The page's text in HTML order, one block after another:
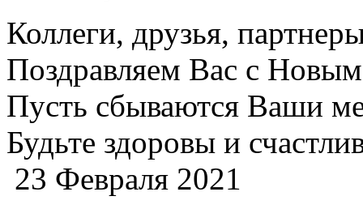
Коллеги, друзья,
Поздравляем Вас с
Пусть сбываются Ваши
Будьте здоровы и
23 Февраля 2021